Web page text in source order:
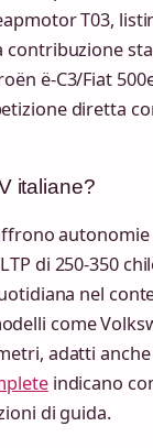
T03,
contribuzione
ë-C3/Fiat
diretta
italiane?
di 250-350
nel
come
adatti
indicano
di guida.